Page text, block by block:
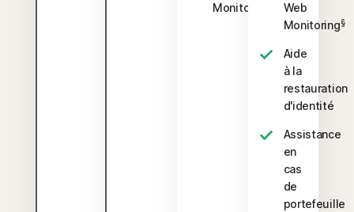
Monitoring
Web
Monitoring§
Aide
à la
restauration
d'identité
Assistance
en
cas
de
portefeuille